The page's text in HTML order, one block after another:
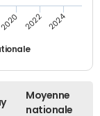
2020 2022 2024
Moyenne
nationale